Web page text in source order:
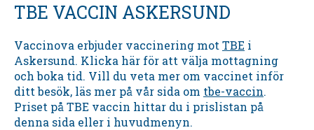
TBE VACCIN ASKERSUND
Vaccinova erbjuder vaccinering mot TBE i
Askersund. Klicka här för att välja mottagning
och boka tid. Vill du veta mer om vaccinet inför
ditt besök, läs mer på vår sida om tbe-vaccin.
Priset på TBE vaccin hittar du i prislistan på
denna sida eller i huvudmenyn.